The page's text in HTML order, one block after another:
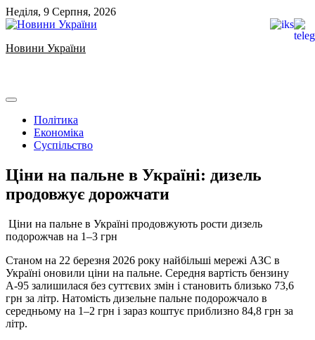
Skip
to
Неділя, 9 Серпня, 2026
Новини України
Політика
Економіка
Суспільство
Ціни на пальне в Україні: дизель
продовжує дорожчати
️ Ціни на пальне в Україні продовжують рости дизель
подорожчав на 1–3 грн
Станом на 22 березня 2026 року найбільші мережі АЗС в
Україні оновили ціни на пальне. Середня вартість бензину
А-95 залишилася без суттєвих змін і становить близько 73,6
грн за літр. Натомість дизельне пальне подорожчало в
середньому на 1–2 грн і зараз коштує приблизно 84,8 грн за
літр.